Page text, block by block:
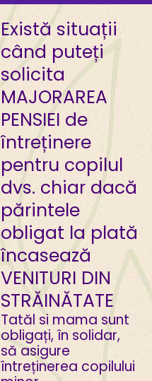
Există situații
când puteți
solicita
MAJORAREA
PENSIEI de
întreținere
pentru copilul
dvs. chiar dacă
părintele
obligat la plată
încasează
VENITURI DIN
STRĂINĂTATE
Tatăl si mama sunt
obligați, în solidar,
să asigure
întreținerea copilului